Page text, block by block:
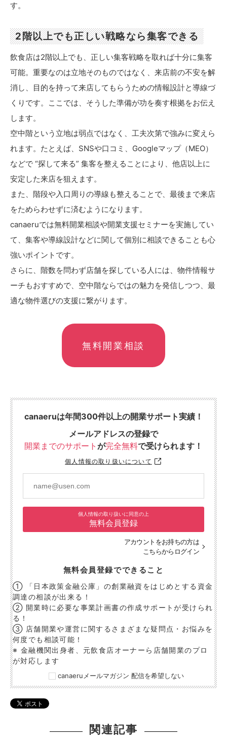
す。
2階以上でも正しい戦略なら集客できる
飲食店は2階以上でも、正しい集客戦略を取れば十分に集客
可能。重要なのは立地そのものではなく、来店前の不安を解
消し、目的を持って来店してもらうための情報設計と導線づ
くりです。ここでは、そうした準備が功を奏す根拠をお伝え
します。
空中階という立地は弱点ではなく、工夫次第で強みに変えら
れます。たとえば、SNSや口コミ、Googleマップ（MEO）
などで “探して来る” 集客を整えることにより、他店以上に
安定した来店を狙えます。
また、階段や入口周りの導線も整えることで、最後まで来店
をためらわせずに済むようになります。
canaeruでは無料開業相談や開業支援セミナーを実施してい
て、集客や導線設計などに関して個別に相談できることも心
強いポイントです。
さらに、階数を問わず店舗を探している人には、物件情報サ
ーチもおすすめで、空中階ならではの魅力を発信しつつ、最
適な物件選びの支援に繋がります。
無料開業相談
canaeruは年間300件以上の開業サポート実績！
メールアドレスの登録で
開業までのサポート が完全無料で受けられます！
個人情報の取り扱いについて
個人情報の取り扱いに同意の上
無料会員登録
アカウントをお持ちの方は
こちらからログイン
無料会員登録でできること
① 「日本政策金融公庫」の創業融資をはじめとする資金
調達の相談が出来る！
② 開業時に必要な事業計画書の作成サポートが受けられ
る！
③ 店舗開業や運営に関するさまざまな疑問点・お悩みを
何度でも相談可能！
※ 金融機関出身者、元飲食店オーナーら店舗開業のプロ
が対応します
canaeruメールマガジン 配信を希望しない
関連記事